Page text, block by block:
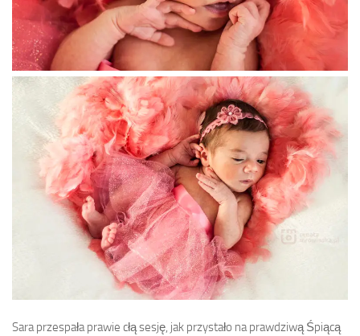
Sara przespała prawie cłą sesję, jak przystało na prawdziwą Śpiącą